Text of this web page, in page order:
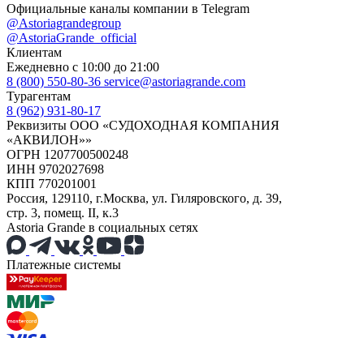
Официальные каналы компании в Telegram
@Astoriagrandegroup
@AstoriaGrande_official
Клиентам
Ежедневно с 10:00 до 21:00
8 (800) 550-80-36 service@astoriagrande.com
Турагентам
8 (962) 931-80-17
Реквизиты ООО «СУДОХОДНАЯ КОМПАНИЯ
«АКВИЛОН»»
ОГРН 1207700500248
ИНН 9702027698
КПП 770201001
Россия, 129110, г.Москва, ул. Гиляровского, д. 39,
стр. 3, помещ. II, к.3
Astoria Grande в социальных сетях
Платежные системы